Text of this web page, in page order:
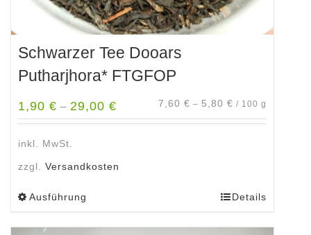
Schwarzer Tee Dooars
Putharjhora* FTGFOP
1,90 € – 29,00 € 7,60 € – 5,80 € / 100 g
inkl. MwSt.
zzgl. Versandkosten
Ausführung Details